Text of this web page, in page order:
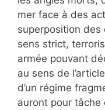
mer face à des
superposition des
sens strict,
armée pouvant
au sens de
d’un régime
auront pour tâche